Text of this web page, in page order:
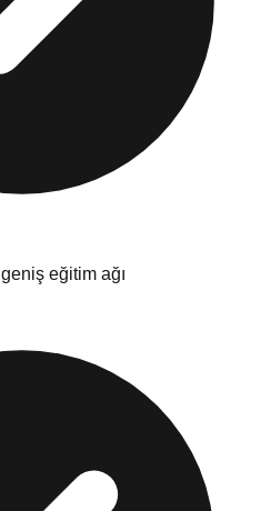
eğitim ağı